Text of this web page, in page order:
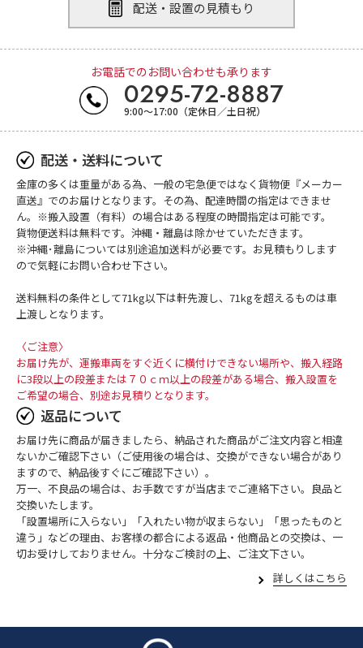
配送・設置の⾒積もり
お電話でのお問い合わせも承ります
0295-72-8887
9:00～17:00（定休日／土日祝）
配送・送料について
金庫の多くは重量がある為、一般の宅急便ではなく貨物便『メーカー
直送』でのお届けとなります。その為、配達時間の指定はできませ
ん。※搬入設置（有料）の場合はある程度の時間指定は可能です。
貨物便送料は無料です。沖縄・離島は除かせていただきます。
※沖縄･離島については別途追加送料が必要です。お見積もりします
ので気軽にお問い合わせ下さい。
送料無料の条件として71kg以下は軒先渡し、71kgを超えるものは車
上渡しとなります。
〈ご注意〉
お届け先が、運搬車両をすぐ近くに横付けできない場所や、搬入経路
に3段以上の段差または７０ｃｍ以上の段差がある場合、搬入設置を
ご希望の場合、別途お見積りとなります。
返品について
お届け先に商品が届きましたら、納品された商品がご注文内容と相違
ないかご確認下さい（ご使用後の場合は、交換ができない場合があり
ますので、納品後すぐにご確認下さい）。
万一、不良品の場合は、お手数ですが当店までご連絡下さい。良品と
交換いたします。
「設置場所に入らない」「入れたい物が収まらない」「思ったものと
違う」などの理由、お客様の都合による返品・他商品との交換は、一
切お受けしておりません。十分なご検討の上、ご注文下さい。
詳しくはこちら